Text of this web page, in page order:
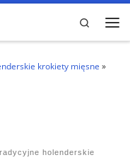
Search
krokiety mięsne »
holenderskie